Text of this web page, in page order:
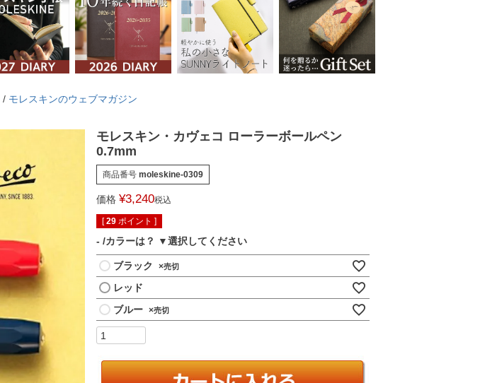
/ モレスキンのウェブマガジン
モレスキン・カヴェコ ローラーボールペン
0.7mm
商品番号 moleskine-0309
価格 ¥3,240税込
[29 ポイント ]
- カラーは？
ブラック ×
レッド
ブルー ×